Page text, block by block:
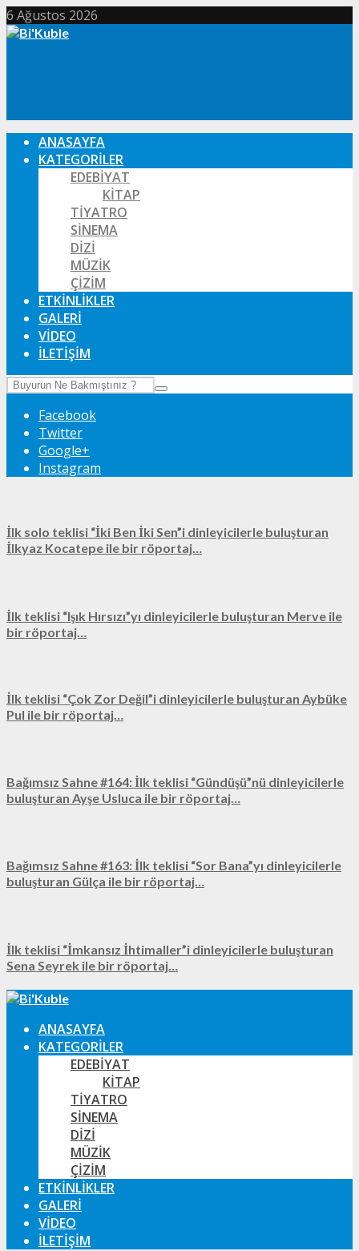
6 Ağustos 2026
ANASAYFA
KATEGORILER
EDEBIYAT
KITAP
TIYATRO
SINEMA
DIZI
MÜZIK
ÇIZIM
ETKINLIKLER
GALERI
VIDEO
İLETIŞIM
Facebook
Twitter
Google+
Instagram
İlk solo teklisi “İki Ben İki Sen”i dinleyicilerle buluşturan
İlkyaz Kocatepe ile bir röportaj…
İlk teklisi “Işık Hırsızı”yı dinleyicilerle buluşturan Merve ile
bir röportaj…
İlk teklisi “Çok Zor Değil”i dinleyicilerle buluşturan Aybüke
Pul ile bir röportaj…
Bağımsız Sahne #164: İlk teklisi “Gündüşü”nü dinleyicilerle
buluşturan Ayşe Usluca ile bir röportaj…
Bağımsız Sahne #163: İlk teklisi “Sor Bana”yı dinleyicilerle
buluşturan Gülça ile bir röportaj…
İlk teklisi “İmkansız İhtimaller”i dinleyicilerle buluşturan
Sena Seyrek ile bir röportaj…
ANASAYFA
KATEGORILER
EDEBIYAT
KITAP
TIYATRO
SINEMA
DIZI
MÜZIK
ÇIZIM
ETKINLIKLER
GALERI
VIDEO
İLETIŞIM